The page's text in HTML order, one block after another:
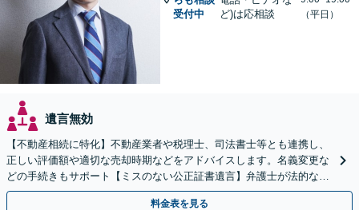
受付中
ど)は応相談
（平日）
遺言無効
【不動産相続に特化】不動産業者や税理士、司法書士等とも連携し、
正しい評価額や適切な売却時期などをアドバイスします。名義変更な
どの手続きもサポート【ミスのない公正証書遺言】弁護士が法的な観
点から遺言書を作成します。
料金表を見る